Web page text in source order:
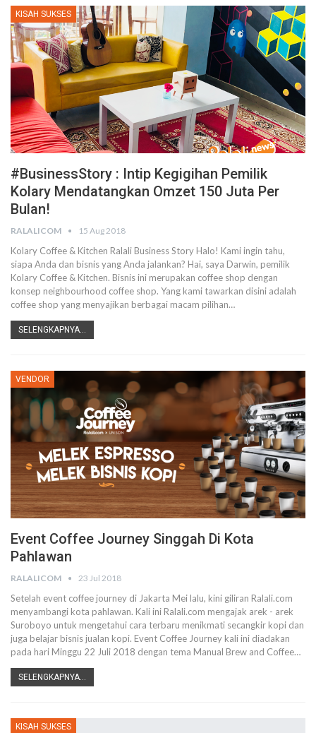
KISAH SUKSES
#BusinessStory : Intip Kegigihan Pemilik
Kolary Mendatangkan Omzet 150 Juta Per
Bulan!
RALALICOM 15 Aug 2018
Kolary Coffee & Kitchen Ralali Business Story Halo! Kami ingin tahu,
siapa Anda dan bisnis yang Anda jalankan? Hai, saya Darwin, pemilik
Kolary Coffee & Kitchen. Bisnis ini merupakan coffee shop dengan
konsep neighbourhood coffee shop. Yang kami tawarkan disini adalah
coffee shop yang menyajikan berbagai macam pilihan…
SELENGKAPNYA...
VENDOR
Event Coffee Journey Singgah Di Kota
Pahlawan
RALALICOM 23 Jul 2018
Setelah event coffee journey di Jakarta Mei lalu, kini giliran Ralali.com
menyambangi kota pahlawan. Kali ini Ralali.com mengajak arek - arek
Suroboyo untuk mengetahui cara terbaru menikmati secangkir kopi dan
juga belajar bisnis jualan kopi. Event Coffee Journey kali ini diadakan
pada hari Minggu 22 Juli 2018 dengan tema Manual Brew and Coffee…
SELENGKAPNYA...
KISAH SUKSES